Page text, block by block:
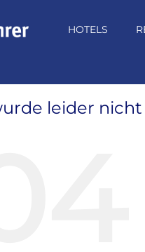
HOTELS
leider